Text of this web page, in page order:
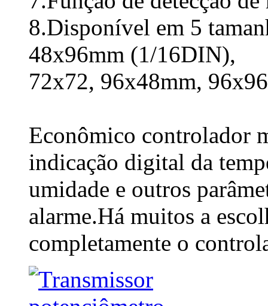
8.Disponível em 5
48x96mm (1/16DIN),
72x72, 96x48mm,
Econômico controlador
indicação digital da
umidade e outros
alarme.Há muitos a
completamente o